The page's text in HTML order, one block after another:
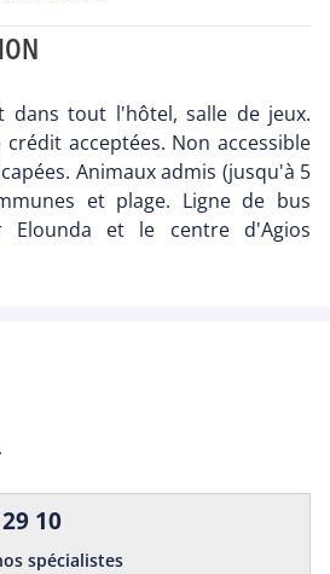
dans tout l'hôtel, salle de jeux.
acceptées. Non accessible
Animaux admis (jusqu'à 5
et plage. Ligne de bus
Elounda et le centre d'Agios
10
spécialistes